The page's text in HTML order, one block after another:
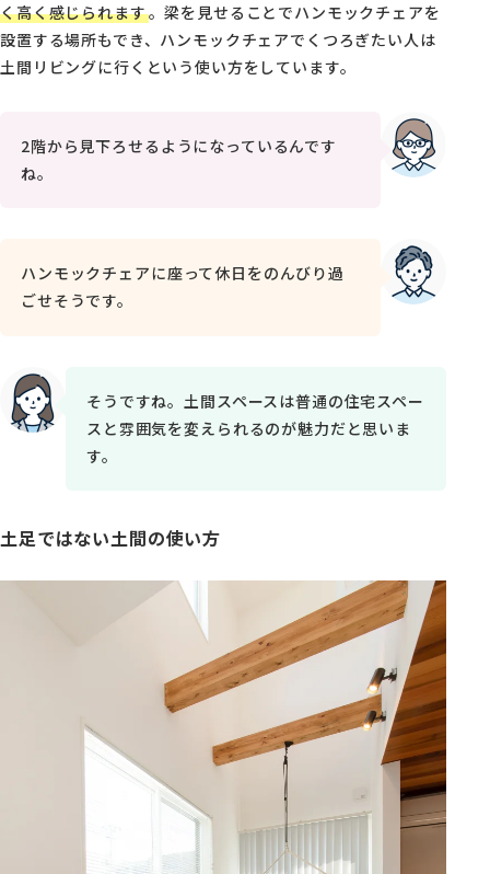
く高く感じられます。梁を見せることでハンモックチェアを
設置する場所もでき、ハンモックチェアでくつろぎたい人は
土間リビングに行くという使い方をしています。
2階から見下ろせるようになっているんです
ね。
ハンモックチェアに座って休日をのんびり過
ごせそうです。
そうですね。土間スペースは普通の住宅スペー
スと雰囲気を変えられるのが魅力だと思いま
す。
土足ではない土間の使い方